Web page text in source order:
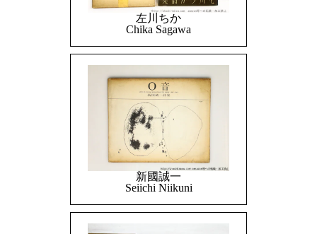
左川ちか
Chika Sagawa
新國誠一
Seiichi Niikuni